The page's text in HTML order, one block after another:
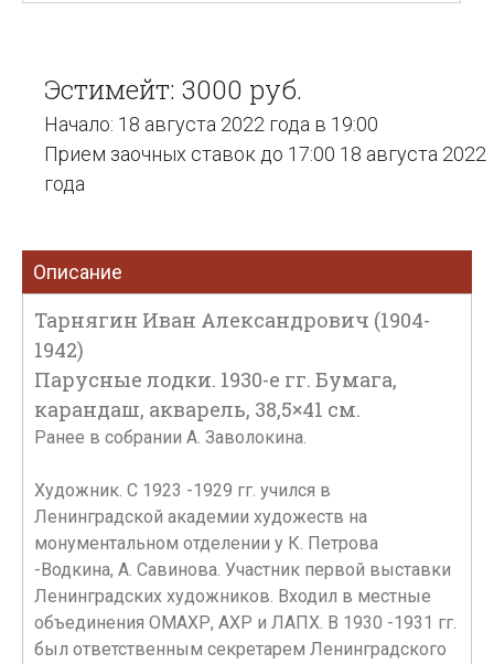
Эстимейт: 3000 руб.
Начало: 18 августа 2022 года в 19:00
Прием заочных ставок до 17:00 18 августа 2022
года
Описание
Тарнягин Иван Александрович (1904-
1942)
Парусные лодки. 1930-е гг. Бумага,
карандаш, акварель, 38,5×41 см.
Ранее в собрании А. Заволокина.
Художник. С 1923 -1929 гг. учился в
Ленинградской академии художеств на
монументальном отделении у К. Петрова
-Водкина, А. Савинова. Участник первой выставки
Ленинградских художников. Входил в местные
объединения ОМАХР, АХР и ЛАПХ. В 1930 -1931 гг.
был ответственным секретарем Ленинградского